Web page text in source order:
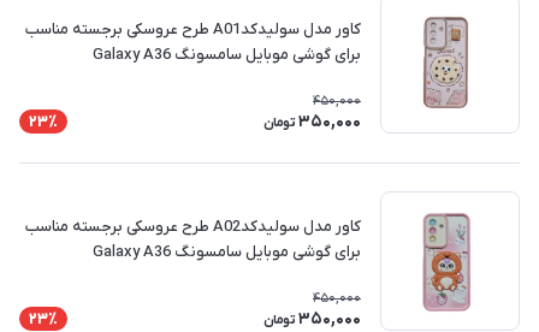
کاور مدل سولیدکدA01 طرح عروسکی برجسته مناسب
برای گوشی موبایل سامسونگ Galaxy A36
450,000
350,000 تومان 23٪
کاور مدل سولیدکدA02 طرح عروسکی برجسته مناسب
برای گوشی موبایل سامسونگ Galaxy A36
450,000
350,000 تومان 23٪